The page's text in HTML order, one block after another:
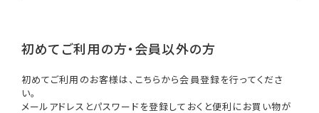
初めてご利用の方・会員以外の方
初めてご利用のお客様は、こちらから会員登録を行ってくださ
い。
メールアドレスとパスワードを登録しておくと便利にお買い物が